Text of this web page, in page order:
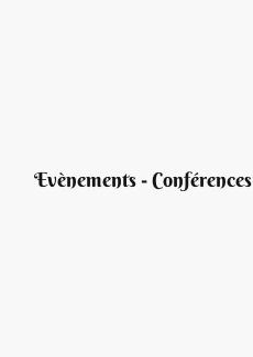
Evènements - Conférences